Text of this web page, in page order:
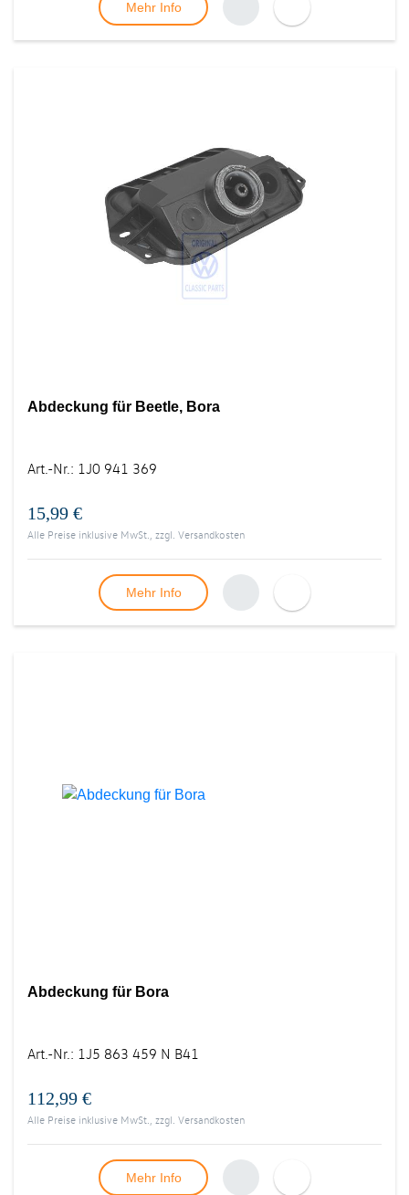
Mehr Info
Abdeckung für Beetle, Bora
Art.-Nr.: 1J0 941 369
15,99 €
Alle Preise inklusive MwSt., zzgl. Versandkosten
Mehr Info
Abdeckung für Bora
Art.-Nr.: 1J5 863 459 N B41
112,99 €
Alle Preise inklusive MwSt., zzgl. Versandkosten
Mehr Info